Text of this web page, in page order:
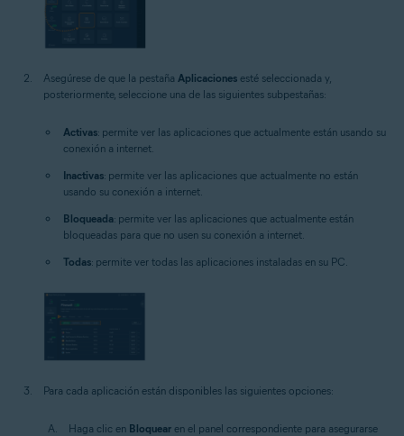
Asegúrese de que la pestaña Aplicaciones esté seleccionada y,
posteriormente, seleccione una de las siguientes subpestañas:
Activas: permite ver las aplicaciones que actualmente están usando su
conexión a internet.
Inactivas: permite ver las aplicaciones que actualmente no están
usando su conexión a internet.
Bloqueada: permite ver las aplicaciones que actualmente están
bloqueadas para que no usen su conexión a internet.
Todas: permite ver todas las aplicaciones instaladas en su PC.
Para cada aplicación están disponibles las siguientes opciones:
Haga clic en Bloquear en el panel correspondiente para asegurarse